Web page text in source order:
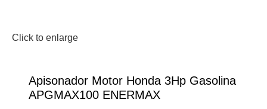
Click to enlarge
Apisonador Motor Honda 3Hp Gasolina
APGMAX100 ENERMAX